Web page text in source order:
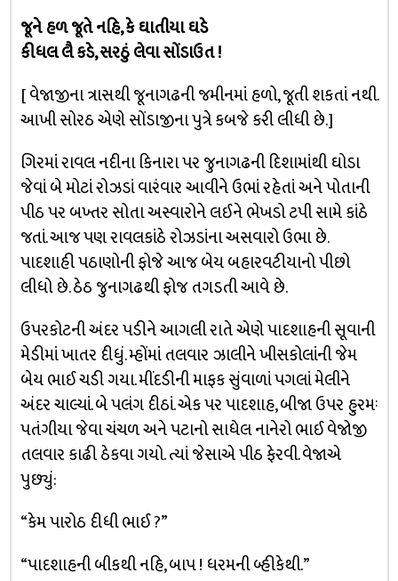
જૂને હળ જૂતે નહિ, કે ઘાતીયા ઘડે
કીધલ લૈ કડે, સરઠું લેવા સોંડાઉત !
[ વેજાજીના ત્રાસથી જૂનાગઢની જમીનમાં હળો, જૂતી શકતાં નથી.
આખી સોરઠ એણે સોંડાજીના પુત્રે કબજે કરી લીધી છે.]
ગિરમાં રાવલ નદીના કિનારા પર જુનાગઢની દિશામાંથી ઘોડા
જેવાં બે મોટાં રોઝડાં વારંવાર આવીને ઉભાં રહેતાં અને પોતાની
પીઠ પર બખ્તર સોતા અસ્વારોને લઈને ભેખડો ટપી સામે કાંઠે
જતાં. આજ પણ રાવલકાંઠે રોઝડાંના અસવારો ઉભા છે.
પાદશાહી પઠાણોની ફોજે આજ બેય બહારવટીયાનો પીછો
લીધો છે. ઠેઠ જુનાગઢથી ફોજ તગડતી આવે છે.
ઉપરકોટની અંદર પડીને આગલી રાતે એણે પાદશાહની સૂવાની
મેડીમાં ખાતર દીધું. મ્હોંમાં તલવાર ઝાલીને ખીસકોલાંની જેમ
બેય ભાઈ ચડી ગયા. મીંદડીની માફક સુંવાળાં પગલાં મેલીને
અંદર ચાલ્યાં. બે પલંગ દીઠાં. એક પર પાદશાહ, બીજા ઉપર હુરમઃ
પતંગીયા જેવા ચંચળ અને પટાનો સાધેલ નાનેરો ભાઈ વેજોજી
તલવાર કાઢી ઠેકવા ગયો. ત્યાં જેસાએ પીઠ ફેરવી. વેજાએ
પુછ્યું:
“કેમ પારોઠ દીધી ભાઈ ?”
“પાદશાહની બીકથી નહિ, બાપ ! ધરમની બ્હીકેથી.”